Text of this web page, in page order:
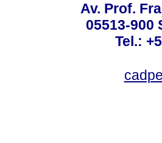
Av. Prof.
05513-900
Tel.: